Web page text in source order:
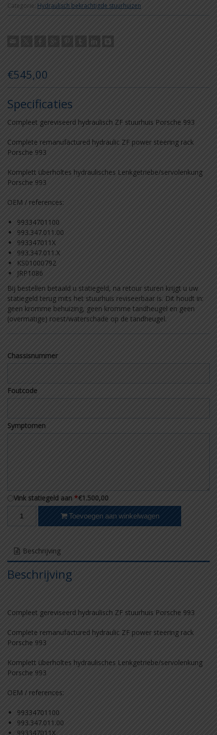
Categorie: Hydraulisch bekrachtigde stuurhuizen
€545,00
Specificaties
Compleet gereviseerd hydraulisch ZF stuurhuis Porsche 993
Complete remanufactured hydraulic ZF power steering rack
Porsche 993
Komplett überholtes hydraulisches Lenkgetriebe/servolenkung
Porsche 993
OEM / references:
99334701100
993.347.011.00
993347011X
993.347.011.X
KS01000792
JRP1086
Bij bestellen betaald u statiegeld, na retour sturen krijgt u uw
statiegeld terug mits het stuurhuis reviseerbaar is. Dit houdt in:
geen kromme behuizing, geen kromme tandheugel en geen
(overmatige) roest/waterschade op de tandheugel.
Chassisnummer
Foutcode
Symptomen
Vink statiegeld aan *€1.500,00
Revisie stuurhuis Porsche 911/993 993.347.011.00 aantal
Toevoegen aan winkelwagen
Beschrijving
Beschrijving
Compleet gereviseerd hydraulisch ZF stuurhuis Porsche 993
Complete remanufactured hydraulic ZF power steering rack
Porsche 993
Komplett überholtes hydraulisches Lenkgetriebe/servolenkung
Porsche 993
OEM / references:
99334701100
993.347.011.00
993347011X